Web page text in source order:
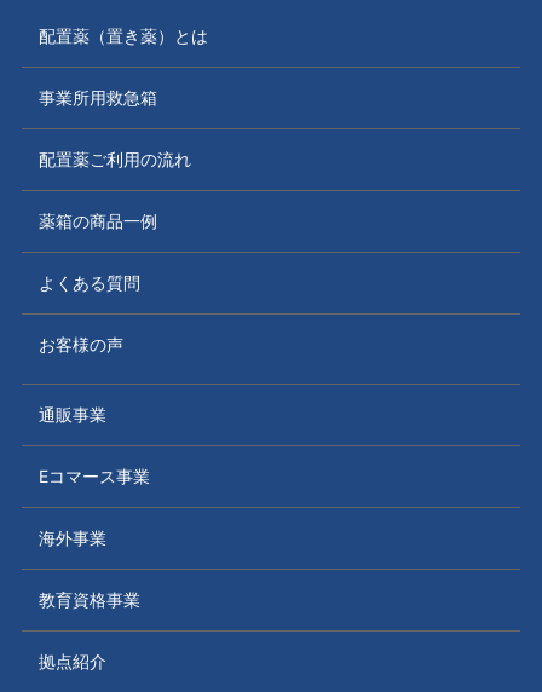
配置薬（置き薬）とは
事業所用救急箱
配置薬ご利用の流れ
薬箱の商品一例
よくある質問
お客様の声
通販事業
Eコマース事業
海外事業
教育資格事業
拠点紹介